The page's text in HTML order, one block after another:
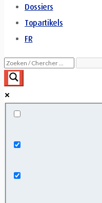
Dossiers
Topartikels
FR